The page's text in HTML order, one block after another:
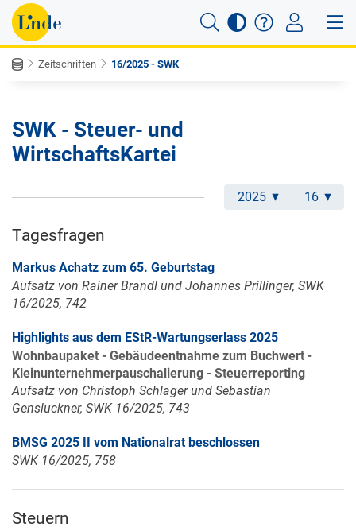
Zeitschriften 16/2025 - SWK
SWK - Steuer- und
WirtschaftsKartei
2025 16
Tagesfragen
Markus Achatz zum 65. Geburtstag
Aufsatz von Rainer Brandl und Johannes Prillinger, SWK
16/2025, 742
Highlights aus dem EStR-Wartungserlass 2025
Wohnbaupaket - Gebäudeentnahme zum Buchwert -
Kleinunternehmerpauschalierung - Steuerreporting
Aufsatz von Christoph Schlager und Sebastian
Gensluckner, SWK 16/2025, 743
BMSG 2025 II vom Nationalrat beschlossen
SWK 16/2025, 758
Steuern